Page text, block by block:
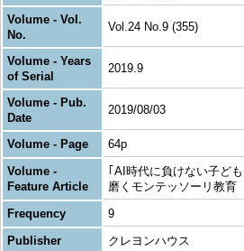
Volume - Vol.
No.
Vol.24 No.9 (355)
Volume - Years
of Serial
2019.9
Volume - Pub.
Date
2019/08/03
Volume - Page
64p
Volume -
Feature Article
｢AI時代に負けない子ど
磨くモンテッソーリ教育
Frequency
9
Publisher
クレヨンハウス